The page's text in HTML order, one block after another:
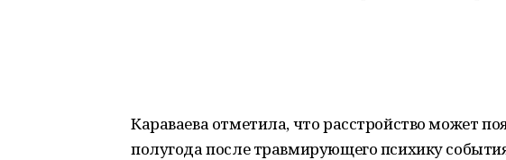
Караваева отметила, что расстройство может
полугода после травмирующего психику